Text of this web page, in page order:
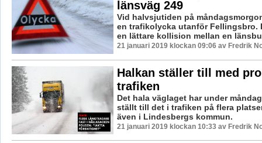
länsväg 249
Vid halvsjutiden på
en trafikolycka utanför Fellingsbro.
en lättare kollision mellan en
21 januari 2019 klockan 09:06 av Fredrik
Halkan ställer till med
trafiken
Det hala väglaget har under
ställt till det i trafiken på flera
även i Lindesbergs kommun.
21 januari 2019 klockan 10:33 av Fredrik